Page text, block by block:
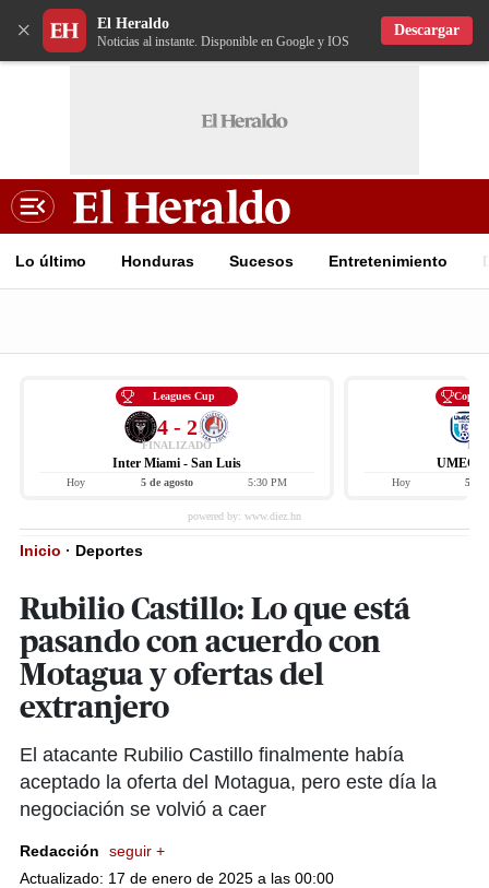
× El Heraldo
Noticias al instante. Disponible en Google y IOS
Descargar
Lo último Honduras Sucesos Entretenimiento
Leagues Cup
4 - 2
FINALIZADO
Inter Miami - San Luis
Hoy 5 de agosto 5:30 PM
Copa
Hoy 5 de
Inicio · Deportes
Rubilio Castillo: Lo que está
pasando con acuerdo con
Motagua y ofertas del
extranjero
El atacante Rubilio Castillo finalmente había
aceptado la oferta del Motagua, pero este día la
negociación se volvió a caer
Redacción
seguir +
Actualizado: 17 de enero de 2025 a las 00:00